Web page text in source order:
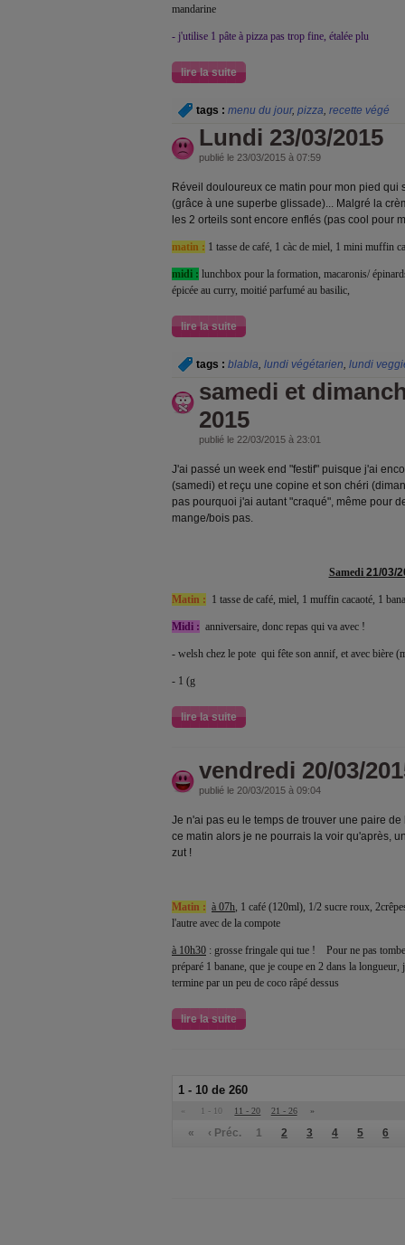
mandarine
- j'utilise 1 pâte à pizza pas trop fine, étalée plu
lire la suite
tags : menu du jour, pizza, recette végé
Lundi 23/03/2015
publié le 23/03/2015 à 07:59
Réveil douloureux ce matin pour mon pied qui
(grâce à une superbe glissade)... Malgré la
les 2 orteils sont encore enflés (pas cool pour
matin : 1 tasse de café, 1 càc de miel, 1 mini muffin
midi : lunchbox pour la formation, macaronis/
épicée au curry, moitié parfumé au basilic,
lire la suite
tags : blabla, lundi végétarien, lundi
samedi et
2015
publié le 22/03/2015 à 23:01
J'ai passé un week end "festif" puisque j'ai
(samedi) et reçu une copine et son chéri
pas pourquoi j'ai autant "craqué", même pour
mange/bois pas.
Samedi 21/03/
Matin : 1 tasse de café, miel, 1 muffin cacaoté, 1
Midi : anniversaire, donc repas qui va avec !
- welsh chez le pote qui fête son annif, et avec bière
- 1 (g
lire la suite
vendredi 20/03/
publié le 20/03/2015 à 09:04
Je n'ai pas eu le temps de trouver une paire
ce matin alors je ne pourrais la voir qu'après,
zut !
Matin : à 07h, 1 café (120ml), 1/2 sucre roux,
l'autre avec de la compote
à 10h30 : grosse fringale qui tue !
Pour ne pas
préparé 1 banane, que je coupe en 2 dans la
termine par un peu de coco râpé dessus
lire la suite
1 - 10 de 260
« 1 - 10 11 - 20 21 - 26 »
« ‹ Préc. 1 2 3 4 5 6